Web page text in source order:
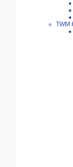
TWM